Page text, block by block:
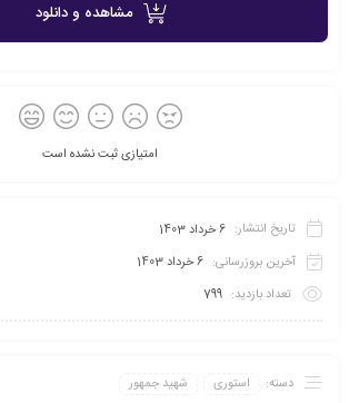
مشاهده و دانلود
امتیازی ثبت نشده است
تاریخ انتشار: 6 خرداد 1403
آخرین بروزرسانی: 6 خرداد 1403
تعداد بازدید: 799
دسته: استوری شهید جمهور